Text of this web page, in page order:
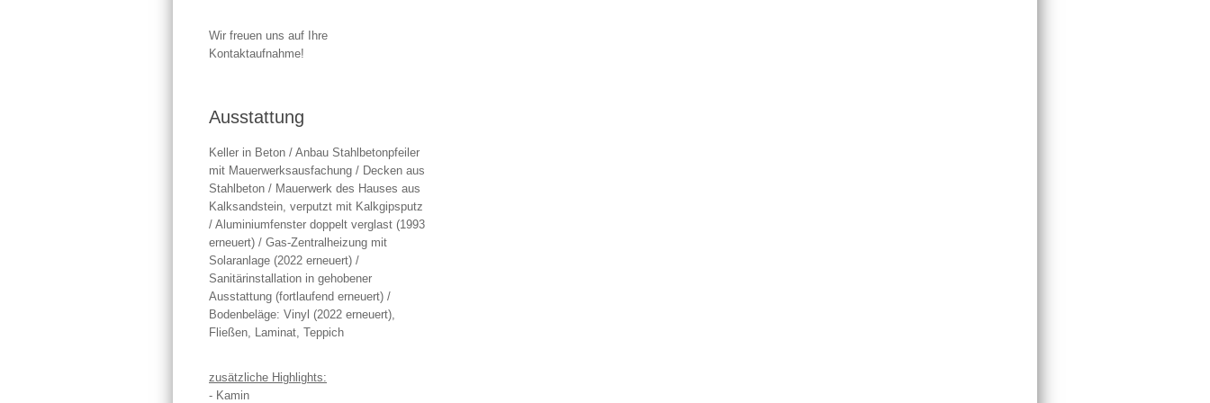
Wir freuen uns auf Ihre
Kontaktaufnahme!
Ausstattung
Keller in Beton / Anbau Stahlbetonpfeiler
mit Mauerwerksausfachung / Decken aus
Stahlbeton / Mauerwerk des Hauses aus
Kalksandstein, verputzt mit Kalkgipsputz
/ Aluminiumfenster doppelt verglast (1993
erneuert) / Gas-Zentralheizung mit
Solaranlage (2022 erneuert) /
Sanitärinstallation in gehobener
Ausstattung (fortlaufend erneuert) /
Bodenbeläge: Vinyl (2022 erneuert),
Fließen, Laminat, Teppich
zusätzliche Highlights:
- Kamin